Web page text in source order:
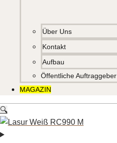
Über Uns
Kontakt
Aufbau
Öffentliche Auftraggeber
MAGAZIN
🔍